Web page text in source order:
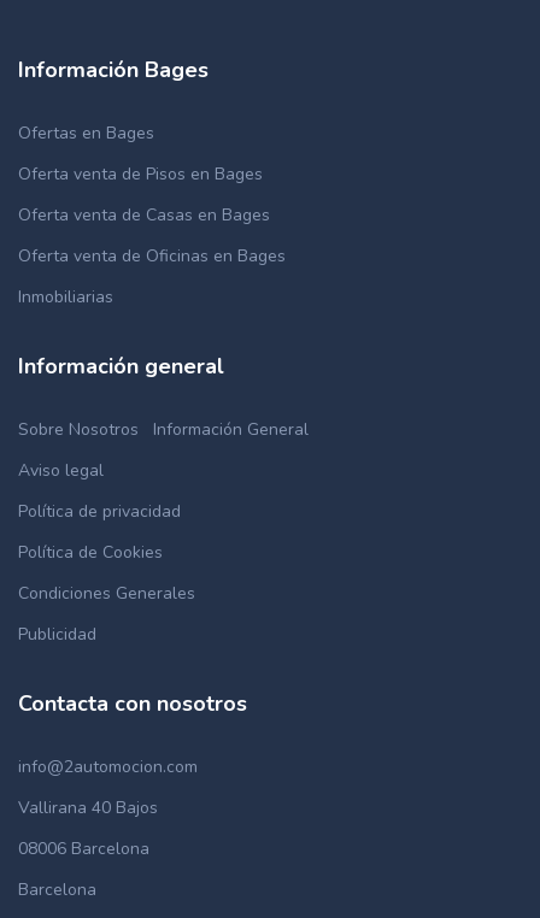
Información Bages
Ofertas en Bages
Oferta venta de Pisos en Bages
Oferta venta de Casas en Bages
Oferta venta de Oficinas en Bages
Inmobiliarias
Información general
Sobre Nosotros
Información General
Aviso legal
Política de privacidad
Política de Cookies
Condiciones Generales
Publicidad
Contacta con nosotros
info@2automocion.com
Vallirana 40 Bajos
08006 Barcelona
Barcelona